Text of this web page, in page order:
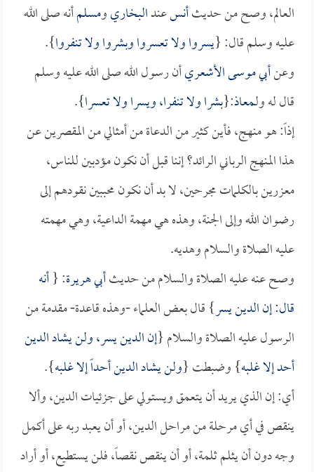
العالم، وصح من حديثأنسعندالبخاريومسلمأنه صلى الله
عليه وسلم قال: {يسروا ولا تعسروا وبشروا ولا تنفروا}.
وعنأبي موسى الأشعريأن رسول الله صلى الله عليه وسلم
قال له ولـمعاذ:{بشرا ولا تنفرا، ويسرا ولا تعسرا}.
إذاً: هو منهج، فأين كثير من الدعاة من أمثالي من المقصرين عن
هذا المنهج الرباني الرائد؟ إننا قبل أن نكون مؤدبين للناس،
معزرين بالكلمات مجرحين، لا بد أن نكون محببين نقودهم إلى
رضوان الله وإلى الجنة، وهذه هي مهمة الداعية، وهي مهمته
عليه الصلاة والسلام وهديه.
وصح عنه عليه الصلاة والسلام من حديثأبي هريرة: {أنه
قال: إن الدين يسر} قال بعض العلماء -وهذه قاعدة- مقدمة من
الرسول عليه الصلاة والسلام {إن الدين يسر، ولن يشاد الدين
أحد إلا غلبه} وضبطت {ولن يشاد الدين أحداً إلا غلبه}.
أي: إن الذي يريد أن يتعمق ويستولي على جزئيات الدين، وألا
ينقص في أي مرحلة من مراحل الدين، أو أن يعبد ربه على أكمل
وجه دون أن يثلم ثلمة، أو أن ينقص نقصاً، فلن يستطيع، أو أراد